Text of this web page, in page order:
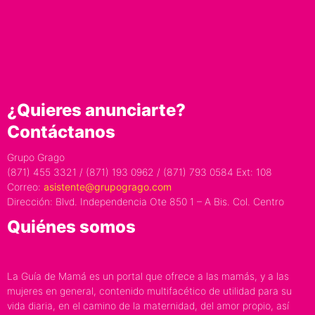
¿Quieres anunciarte?
Contáctanos
Grupo Grago
(871) 455 3321 / (871) 193 0962 / (871) 793 0584 Ext: 108
Correo: asistente@grupogrago.com
Dirección: Blvd. Independencia Ote 850 1 – A Bis. Col. Centro
Quiénes somos
La Guía de Mamá es un portal que ofrece a las mamás, y a las
mujeres en general, contenido multifacético de utilidad para su
vida diaria, en el camino de la maternidad, del amor propio, así